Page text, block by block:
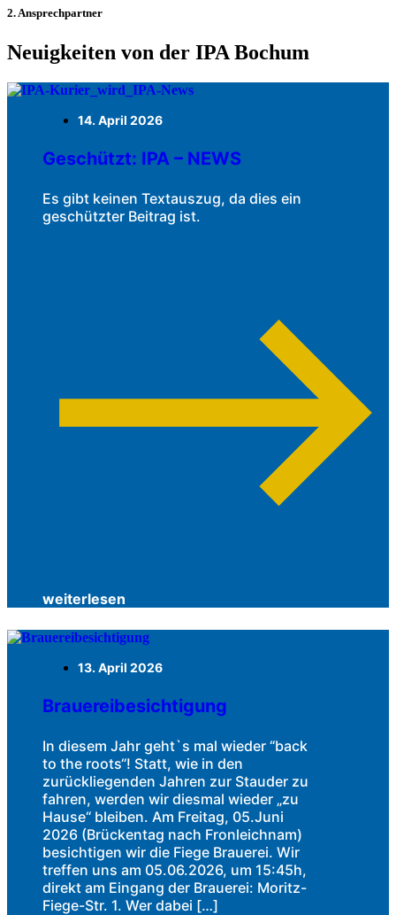
2. Ansprechpartner
Neuigkeiten von der IPA Bochum
14. April 2026
Geschützt: IPA – NEWS
Es gibt keinen Textauszug, da dies ein
geschützter Beitrag ist.
weiterlesen
13. April 2026
Brauereibesichtigung
In diesem Jahr geht`s mal wieder “back
to the roots“! Statt, wie in den
zurückliegenden Jahren zur Stauder zu
fahren, werden wir diesmal wieder „zu
Hause“ bleiben. Am Freitag, 05.Juni
2026 (Brückentag nach Fronleichnam)
besichtigen wir die Fiege Brauerei. Wir
treffen uns am 05.06.2026, um 15:45h,
direkt am Eingang der Brauerei: Moritz-
Fiege-Str. 1. Wer dabei […]